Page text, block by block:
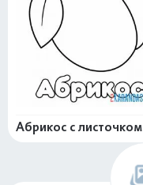
Абрикос с листочком